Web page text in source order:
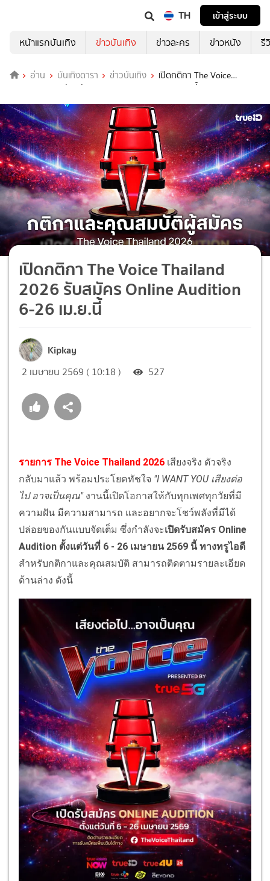
TH
เข้าสู่ระบบ
หน้าแรกบันเทิง
ข่าวบันเทิง ข่าวละคร ข่าวหนัง รี
อ่าน บันเทิงดารา ข่าวบันเทิง
เปิดกติกา The Voice
Thailand 2026 รับสมัคร Online Audition 6-26 เม.ย.นี้
เปิดกติกา The Voice Thailand
2026 รับสมัคร Online Audition
6-26 เม.ย.นี้
Kipkay
2 เมษายน 2569 ( 10:18 ) 527
รายการ The Voice Thailand 2026 เสียงจริง ตัวจริง
กลับมาแล้ว พร้อมประโยคทัชใจ "I WANT YOU เสียงต่อ
ไป อาจเป็นคุณ"งานนี้เปิดโอกาสให้กับทุกเพศทุกวัยที่มี
ความฝัน มีความสามารถ และอยากจะโชว์พลังที่มีได้
ปล่อยของกันแบบจัดเต็ม ซึ่งกำลังจะเปิดรับสมัคร Online
Audition ตั้งแต่วันที่ 6 - 26 เมษายน 2569 นี้ ทางทรูไอดี
สำหรับกติกาและคุณสมบัติ สามารถติดตามรายละเอียด
ด้านล่าง ดังนี้